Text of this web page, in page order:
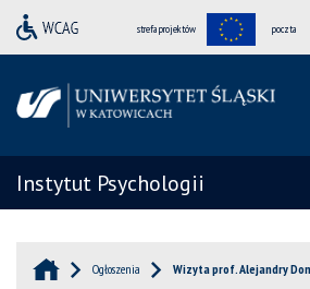
strefa projektów poczta
Instytut Psychologii
Ogłoszenia Wizyta prof. Alejandry